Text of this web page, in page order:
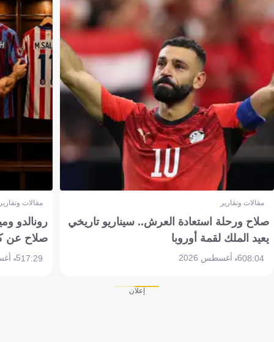
مقالات وتقارير
صلاح ورحلة استعادة العرش.. سيناريو تاريخي
يعيد الملك لقمة أوروبا
08:046 أغسطس 2026
مقالات
رونالدو
صلاح عن
17:295 أغسطس 2026
إعلان